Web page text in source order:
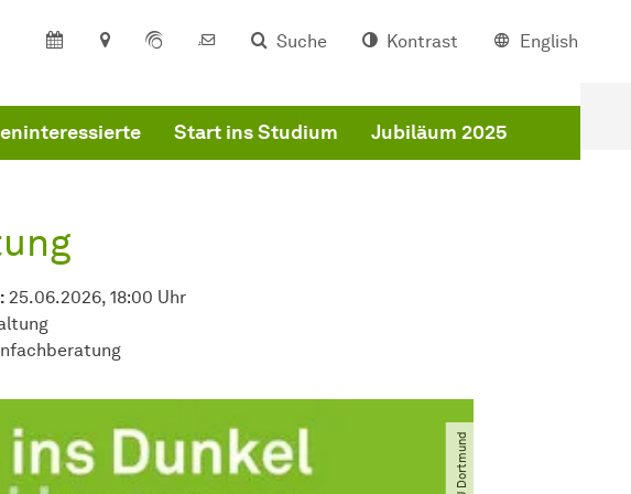
Suche Kontrast English
Start ins Studium Jubiläum 2025
25.06.2026, 18:00 Uhr